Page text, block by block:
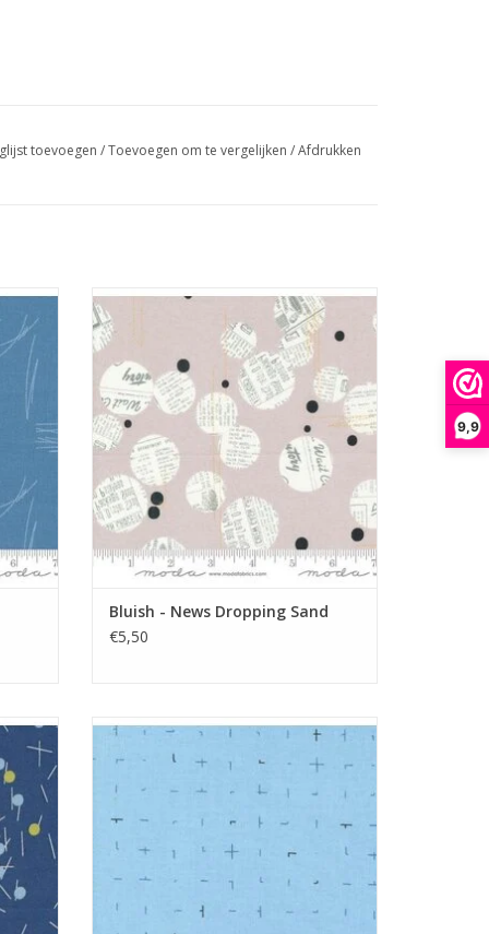
9,9
toevoegen /Toevoegen om te vergelijken /Afdrukken
cirkels met tekst op taupe
TOEVOEGEN AAN WINKELWAGEN
Bluish - News Dropping Sand
€5,50
lichtblauw met quiltsteken
TOEVOEGEN AAN WINKELWAGEN